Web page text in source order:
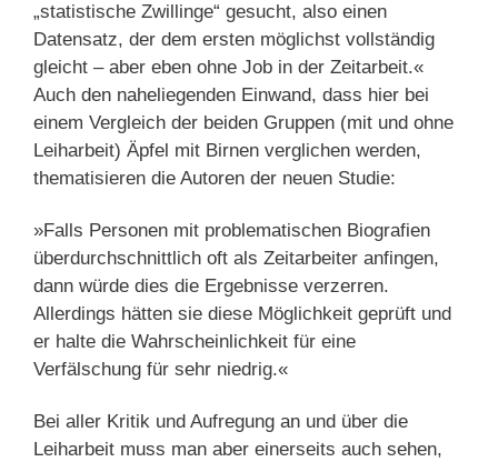
„statistische Zwillinge“ gesucht, also einen
Datensatz, der dem ersten möglichst vollständig
gleicht – aber eben ohne Job in der Zeitarbeit.«
Auch den naheliegenden Einwand, dass hier bei
einem Vergleich der beiden Gruppen (mit und ohne
Leiharbeit) Äpfel mit Birnen verglichen werden,
thematisieren die Autoren der neuen Studie:
»Falls Personen mit problematischen Biografien
überdurchschnittlich oft als Zeitarbeiter anfingen,
dann würde dies die Ergebnisse verzerren.
Allerdings hätten sie diese Möglichkeit geprüft und
er halte die Wahrscheinlichkeit für eine
Verfälschung für sehr niedrig.«
Bei aller Kritik und Aufregung an und über die
Leiharbeit muss man aber einerseits auch sehen,